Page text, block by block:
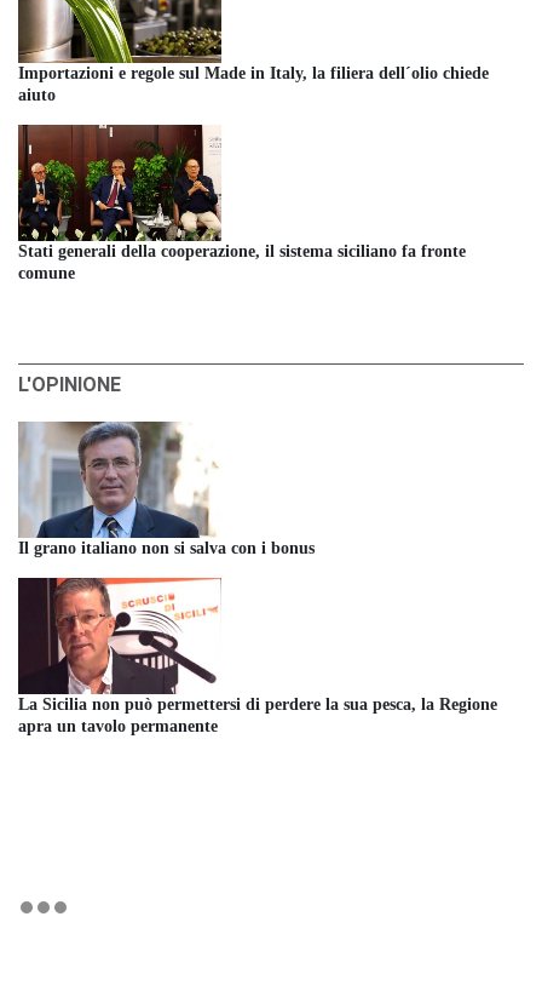
Importazioni e regole sul Made in Italy, la filiera dell´olio chiede
aiuto
Stati generali della cooperazione, il sistema siciliano fa fronte
comune
L'OPINIONE
Il grano italiano non si salva con i bonus
La Sicilia non può permettersi di perdere la sua pesca, la Regione
apra un tavolo permanente